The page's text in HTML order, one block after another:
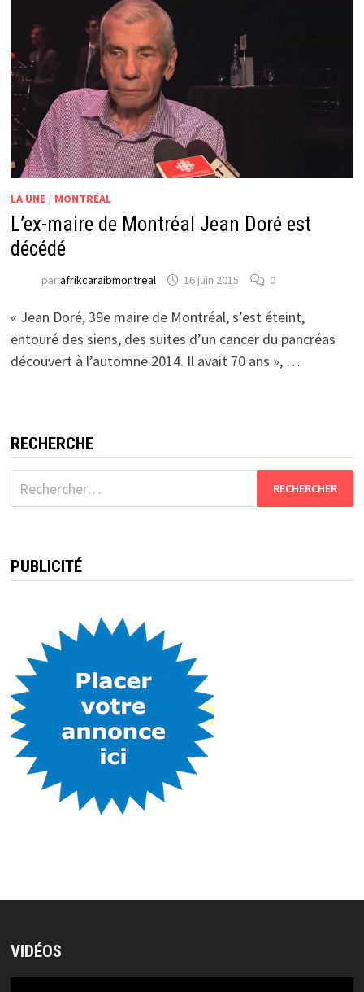
LA UNE/ MONTRÉAL
L’ex-maire de Montréal Jean Doré est
décédé
parafrikcaraibmontreal 16 juin 2015 0
« Jean Doré, 39e maire de Montréal, s’est éteint,
entouré des siens, des suites d’un cancer du pancréas
découvert à l’automne 2014. Il avait 70 ans », …
RECHERCHE
Rechercher :
PUBLICITÉ
VIDÉOS